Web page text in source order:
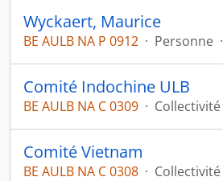
Wyckaert, Maurice
BE AULB NA P 0912 · Personne ·
Comité Indochine ULB
BE AULB NA C 0309 · Collectivité
Comité Vietnam
BE AULB NA C 0308 · Collectivité